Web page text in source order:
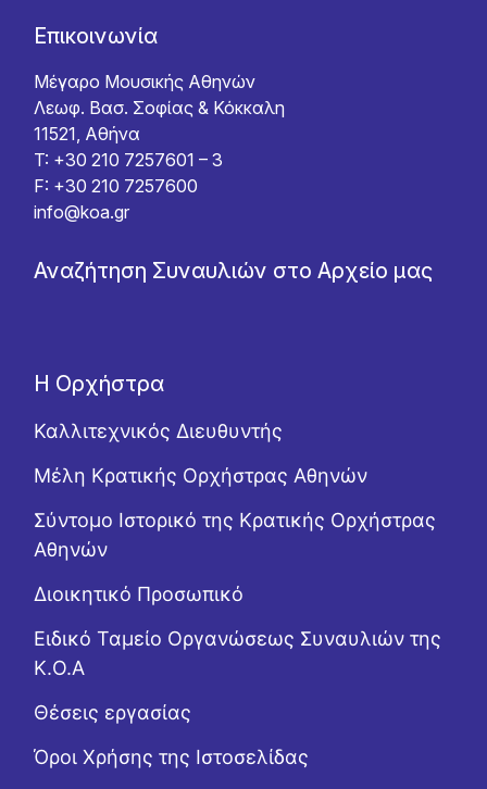
Επικοινωνία
Μέγαρο Μουσικής Αθηνών
Λεωφ. Βασ. Σοφίας & Κόκκαλη
11521, Αθήνα
T: +30 210 7257601 – 3
F: +30 210 7257600
info@koa.gr
Αναζήτηση Συναυλιών στο Αρχείο μας
Η Ορχήστρα
Καλλιτεχνικός Διευθυντής
Μέλη Κρατικής Ορχήστρας Αθηνών
Σύντομο Ιστορικό της Κρατικής Ορχήστρας
Αθηνών
Διοικητικό Προσωπικό
Ειδικό Ταμείο Οργανώσεως Συναυλιών της
Κ.Ο.Α
Θέσεις εργασίας
Όροι Χρήσης της Ιστοσελίδας